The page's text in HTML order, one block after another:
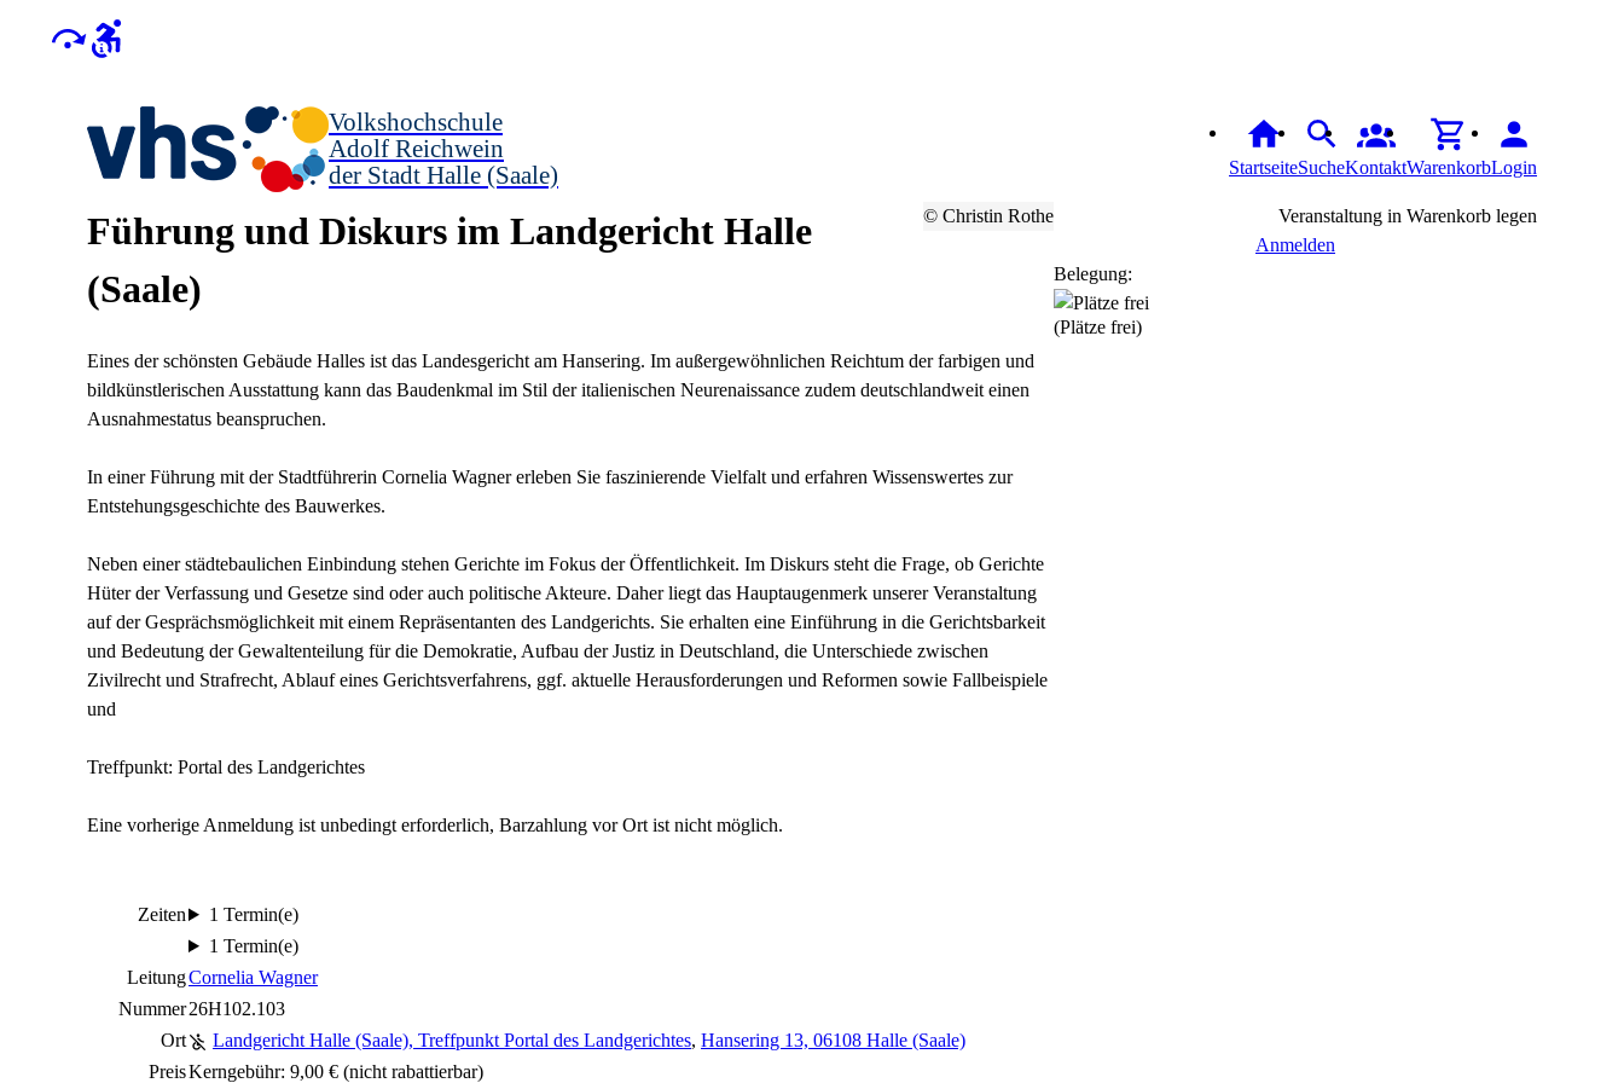
Volkshochschule
Adolf Reichwein
der Stadt Halle (Saale)
StartseiteSucheKontaktWarenkorbLogin
© Christin Rothe
Führung und Diskurs im Landgericht Halle
(Saale)
Eines der schönsten Gebäude Halles ist das Landesgericht am Hansering. Im außergewöhnlichen Reichtum der farbigen und
bildkünstlerischen Ausstattung kann das Baudenkmal im Stil der italienischen Neurenaissance zudem deutschlandweit einen
Ausnahmestatus beanspruchen.
In einer Führung mit der Stadtführerin Cornelia Wagner erleben Sie faszinierende Vielfalt und erfahren Wissenswertes zur
Entstehungsgeschichte des Bauwerkes.
Neben einer städtebaulichen Einbindung stehen Gerichte im Fokus der Öffentlichkeit. Im Diskurs steht die Frage, ob Gerichte
Hüter der Verfassung und Gesetze sind oder auch politische Akteure. Daher liegt das Hauptaugenmerk unserer Veranstaltung
auf der Gesprächsmöglichkeit mit einem Repräsentanten des Landgerichts. Sie erhalten eine Einführung in die Gerichtsbarkeit
und Bedeutung der Gewaltenteilung für die Demokratie, Aufbau der Justiz in Deutschland, die Unterschiede zwischen
Zivilrecht und Strafrecht, Ablauf eines Gerichtsverfahrens, ggf. aktuelle Herausforderungen und Reformen sowie Fallbeispiele
und
Treffpunkt: Portal des Landgerichtes
Eine vorherige Anmeldung ist unbedingt erforderlich, Barzahlung vor Ort ist nicht möglich.
Zeiten
1 Termin(e)
1 Termin(e)
LeitungCornelia Wagner
Nummer26H102.103
Ort
Landgericht Halle (Saale), Treffpunkt Portal des Landgerichtes, Hansering 13, 06108 Halle (Saale)
PreisKerngebühr: 9,00 € (nicht rabattierbar)
Veranstaltung in Warenkorb legen
Anmelden
Belegung:
(Plätze frei)